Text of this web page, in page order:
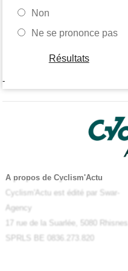
Non
Ne se prononce pas
Résultats
-
A propos de Cyclism'Actu
Cyclism'Actu est édité par Swar-
Agency
17 rue de la Suarlée, 5080 Rhisnes
SPRLS BE 0836.273.820